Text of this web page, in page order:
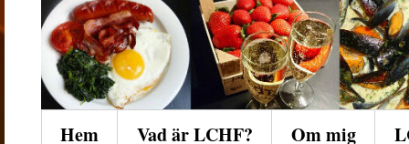
Hem Vad är LCHF? Om mig